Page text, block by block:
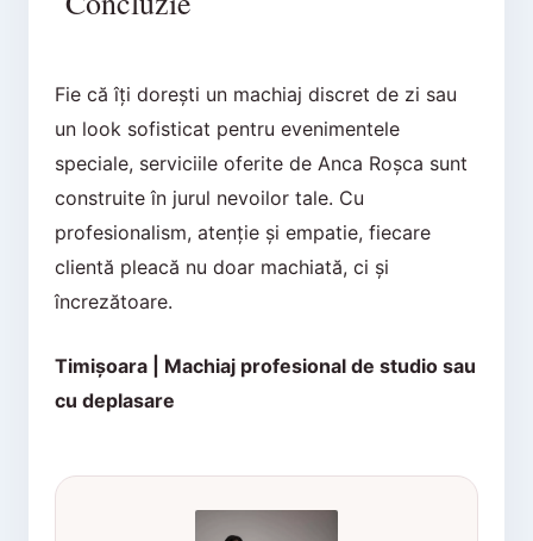
Fie că îți dorești un machiaj discret de zi sau
un look sofisticat pentru evenimentele
speciale, serviciile oferite de Anca Roșca sunt
construite în jurul nevoilor tale. Cu
profesionalism, atenție și empatie, fiecare
clientă pleacă nu doar machiată, ci și
încrezătoare.
Timișoara | Machiaj profesional de studio sau
cu deplasare